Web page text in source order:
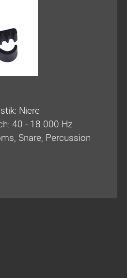
Niere
40 - 18.000 Hz
Snare, Percussion